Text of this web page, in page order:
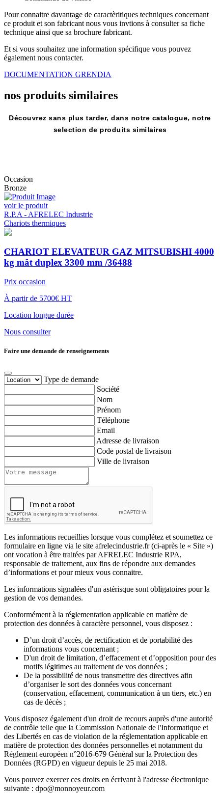
Pour connaitre davantage de caractèritiques techniques concernant
ce produit et son fabricant nous vous invtions à consulter sa fiche
technique ainsi que sa brochure fabricant.
Et si vous souhaitez une information spécifique vous pouvez
également nous contacter.
DOCUMENTATION GRENDIA
nos produits similaires
Découvrez sans plus tarder, dans notre catalogue, notre
selection de produits similaires
Occasion
Bronze
voir le produit
R.P.A - AFRELEC Industrie
Chariots thermiques
CHARIOT ELEVATEUR GAZ MITSUBISHI 4000
kg mât duplex 3300 mm /36488
Prix occasion
À partir de 5700€ HT
Location longue durée
Nous consulter
Faire une demande de renseignements
Type de demande
Société
Nom
Prénom
Téléphone
Email
Adresse de livraison
Code postal de livraison
Ville de livraison
Les informations recueillies lorsque vous complétez et soumettez ce
formulaire en ligne via le site afrelecindustrie.fr (ci-après le « Site »)
ont vocation à être traitées par AFRELEC Industrie RPA,
responsable de traitement, aux fins de répondre aux demandes
d’informations et pour mieux vous connaitre.
Les informations signalées d'un astérisque sont obligatoires pour la
gestion de vos demandes.
Conformément à la réglementation applicable en matière de
protection des données à caractère personnel, vous disposez :
D’un droit d’accès, de rectification et de portabilité des
informations vous concernant ;
D'un droit de limitation, d’effacement et d’opposition pour des
motifs légitimes au traitement de vos données ;
De la possibilité de nous transmettre des directives afin
d’organiser le sort des données vous concernant
(conservation, effacement, communication à un tiers, etc.) en
cas de décès ;
Vous disposez également d'un droit de recours auprès d'une autorité
de contrôle telle que la Commission Nationale de l'Informatique et
des Libertés en cas de violation de la réglementation applicable en
matière de protection des données personnelles et notamment du
Règlement européen n°2016-679 Général sur la Protection des
Données (RGPD) en vigueur depuis le 25 mai 2018.
Vous pouvez exercer ces droits en écrivant à l'adresse électronique
suivante : dpo@monnoyeur.com